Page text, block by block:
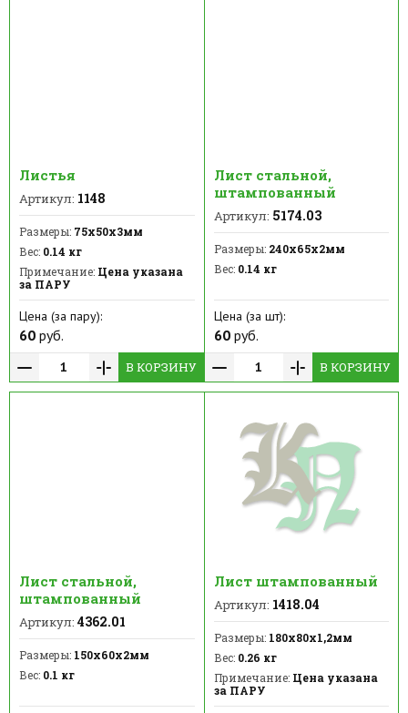
Листья
Артикул: 1148
Размеры: 75х50х3мм
Вес: 0.14 кг
Примечание: Цена указана
за ПАРУ
Цена (за пару):
60 руб.
В КОРЗИНУ
Лист стальной,
штампованный
Артикул: 5174.03
Размеры:240х65х2мм
Вес:0.14 кг
Цена (за шт):
60руб.
В КОРЗИНУ
Лист стальной,
штампованный
Артикул: 4362.01
Размеры: 150х60х2мм
Вес: 0.1 кг
Лист штампованный
Артикул: 1418.04
Размеры:180х80х1,2мм
Вес:0.26 кг
Примечание:Цена указана
за ПАРУ